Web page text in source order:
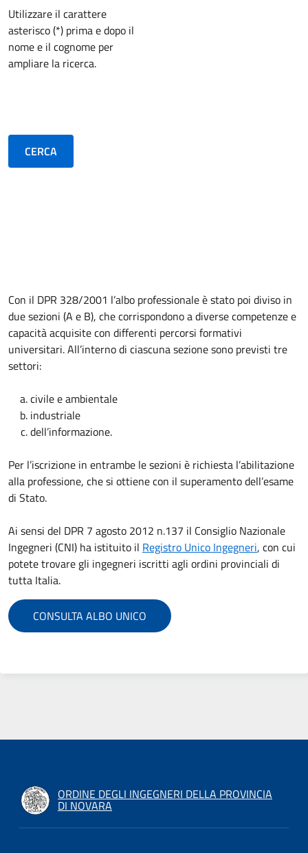
Utilizzare il carattere
asterisco (*) prima e dopo il
nome e il cognome per
ampliare la ricerca.
CERCA
Con il DPR 328/2001 l’albo professionale è stato poi diviso in
due sezioni (A e B), che corrispondono a diverse competenze e
capacità acquisite con differenti percorsi formativi
universitari. All’interno di ciascuna sezione sono previsti tre
settori:
civile e ambientale
industriale
dell’informazione.
Per l’iscrizione in entrambe le sezioni è richiesta l’abilitazione
alla professione, che si ottiene con il superamento dell’esame
di Stato.
Ai sensi del DPR 7 agosto 2012 n.137 il Consiglio Nazionale
Ingegneri (CNI) ha istituito il Registro Unico Ingegneri, con cui
potete trovare gli ingegneri iscritti agli ordini provinciali di
tutta Italia.
CONSULTA ALBO UNICO
ORDINE DEGLI INGEGNERI DELLA PROVINCIA
DI NOVARA